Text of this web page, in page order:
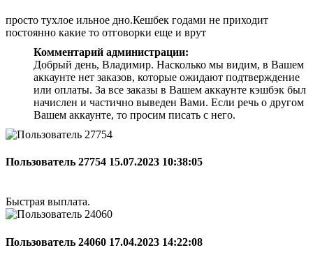
просто тухлое ильное дно.Кешбек годами не приходит
постоянно какие то отговорки еще и врут
Комментарий администрации:
Добрый день, Владимир. Насколько мы видим, в Вашем
аккаунте нет заказов, которые ожидают подтверждение
или оплаты. За все заказы в Вашем аккаунте кэшбэк был
начислен и частично выведен Вами. Если речь о другом
Вашем аккаунте, то просим писать с него.
Пользователь 27754 15.07.2023 10:38:05
Быстрая выплата.
Пользователь 24060 17.04.2023 14:22:08